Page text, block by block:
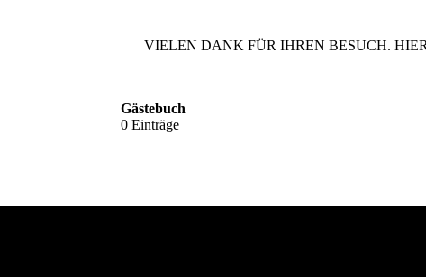
VIELEN DANK FÜR IHREN BESUCH.
Gästebuch
0 Einträge